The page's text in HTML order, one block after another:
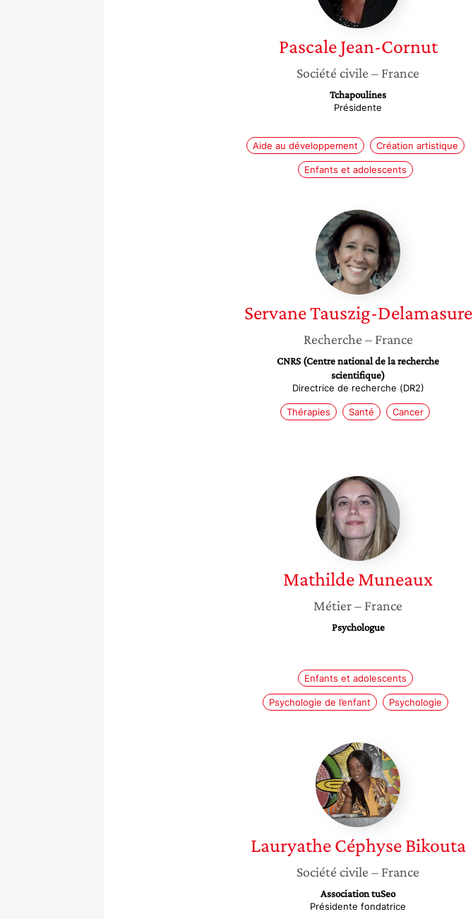
Pascale Jean-Cornut
Société civile – France
Tchapoulines
Présidente
Aide au développement Création artistique
Enfants et adolescents
Servane
Tauszig-
Delamasure
ServaneTauszig-Delamasure
Recherche – France
CNRS (Centre national de la recherche
scientifique)
Directrice de recherche (DR2)
Thérapies Santé Cancer
Mathilde
Muneaux
MathildeMuneaux
Métier– France
Psychologue
Enfants et adolescents
Psychologie de l’enfant Psychologie
Lauryathe
Céphyse
Bikouta
Lauryathe Céphyse Bikouta
Société civile – France
Association tuSeo
Présidente fondatrice